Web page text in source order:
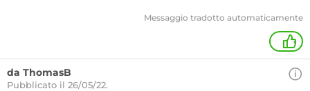
Messaggio tradotto automaticamente
+
da ThomasB
Pubblicato il 26/05/22.